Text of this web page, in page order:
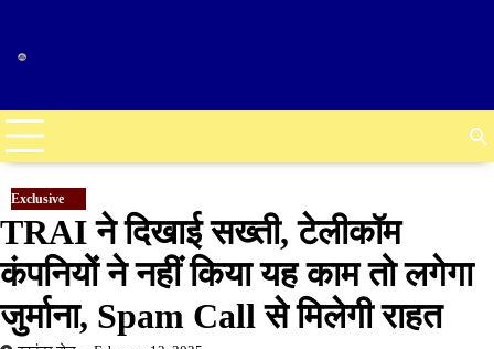
content
Exclusive
TRAI ने दिखाई सख्ती, टेलीकॉम
कंपनियों ने नहीं किया यह काम तो लगेगा
जुर्माना, Spam Call से मिलेगी राहत